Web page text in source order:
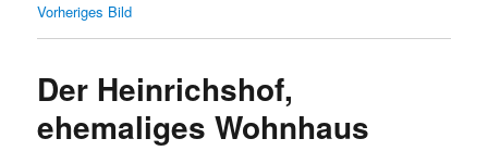
Vorheriges Bild
Der Heinrichshof,
ehemaliges Wohnhaus